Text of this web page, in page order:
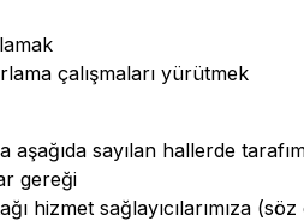
çalışmaları yürütmek
sayılan hallerde
gereği
hizmet sağlayıcılarımıza